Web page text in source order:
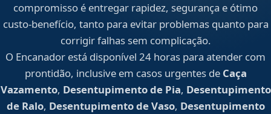
compromisso é entregar rapidez, segurança e ótimo
custo-benefício, tanto para evitar problemas quanto para
corrigir falhas sem complicação.
O Encanador está disponível 24 horas para atender com
prontidão, inclusive em casos urgentes de Caça
Vazamento, Desentupimento de Pia, Desentupimento
de Ralo, Desentupimento de Vaso, Desentupimento